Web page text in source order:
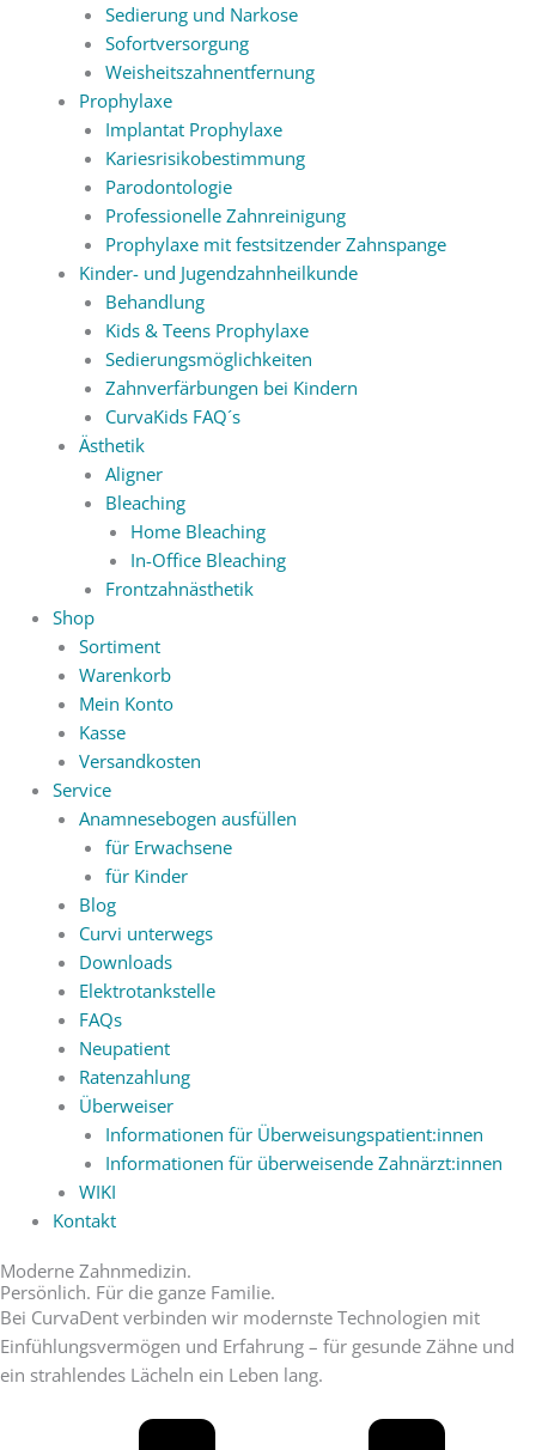
Sedierung und Narkose
Sofortversorgung
Weisheitszahnentfernung
Prophylaxe
Implantat Prophylaxe
Kariesrisikobestimmung
Parodontologie
Professionelle Zahnreinigung
Prophylaxe mit festsitzender Zahnspange
Kinder- und Jugendzahnheilkunde
Behandlung
Kids & Teens Prophylaxe
Sedierungsmöglichkeiten
Zahnverfärbungen bei Kindern
CurvaKids FAQ´s
Ästhetik
Aligner
Bleaching
Home Bleaching
In-Office Bleaching
Frontzahnästhetik
Shop
Sortiment
Warenkorb
Mein Konto
Kasse
Versandkosten
Service
Anamnesebogen ausfüllen
für Erwachsene
für Kinder
Blog
Curvi unterwegs
Downloads
Elektrotankstelle
FAQs
Neupatient
Ratenzahlung
Überweiser
Informationen für Überweisungspatient:innen
Informationen für überweisende Zahnärzt:innen
WIKI
Kontakt
Moderne Zahnmedizin.
Persönlich. Für die ganze Familie.
Bei CurvaDent verbinden wir modernste Technologien mit
Einfühlungsvermögen und Erfahrung – für gesunde Zähne und
ein strahlendes Lächeln ein Leben lang.